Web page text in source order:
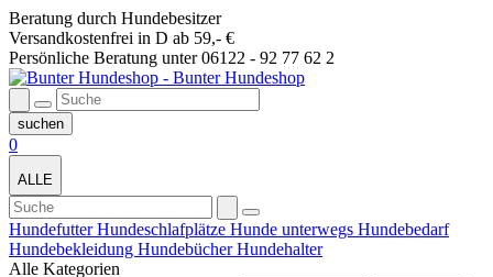
Beratung durch Hundebesitzer
Versandkostenfrei in D ab 59,- €
Persönliche Beratung unter 06122 - 92 77 62 2
0
ALLE
HundefutterHundeschlafplätze Hunde unterwegs Hundebedarf
Hundebekleidung HundebücherHundehalter
Alle Kategorien